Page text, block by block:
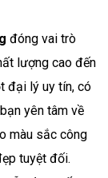
đóng vai trò
lượng cao đến
đại lý uy tín, có
yên tâm về
màu sắc công
tuyệt đối.